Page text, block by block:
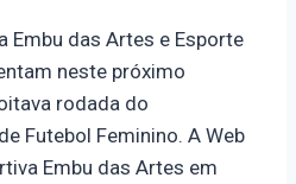
Embu das Artes e Esporte
neste próximo
rodada do
Futebol Feminino. A Web
Embu das Artes em